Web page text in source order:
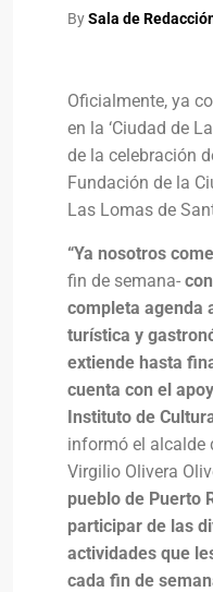
BySala de
Oficialmente, ya
en la ‘Ciudad de
de la celebración
Fundación de la
Las Lomas de
“Ya nosotros
fin de semana-
completa agenda
turística y
extiende hasta
cuenta con el
Instituto de
informó el alcalde
Virgilio Olivera
pueblo de Puerto
participar de las
actividades que
cada fin de